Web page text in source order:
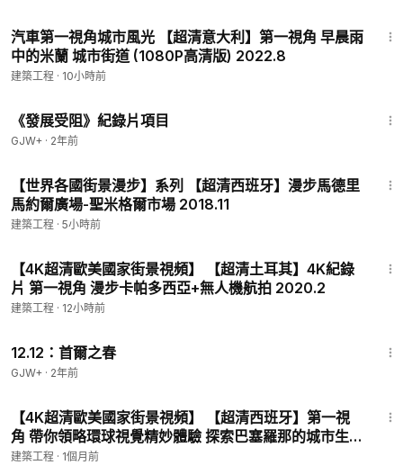
汽車第一視角城市風光 【超清意大利】第一視角 早晨雨
中的米蘭 城市街道 (1080P高清版) 2022.8
建築工程 · 10小時前
《發展受阻》紀錄片項目
GJW+ · 2年前
【世界各國街景漫步】系列 【超清西班牙】漫步馬德里
馬約爾廣場-聖米格爾市場 2018.11
建築工程 · 5小時前
【4K超清歐美國家街景視頻】 【超清土耳其】4K紀錄
片 第一視角 漫步卡帕多西亞+無人機航拍 2020.2
建築工程 · 12小時前
12.12：首爾之春
GJW+ · 2年前
【4K超清歐美國家街景視頻】 【超清西班牙】第一視
角 帶你領略環球視覺精妙體驗 探索巴塞羅那的城市生活
和地標 BGM版 part 3 (1080P高清版) 2022.6
建築工程 · 1個月前